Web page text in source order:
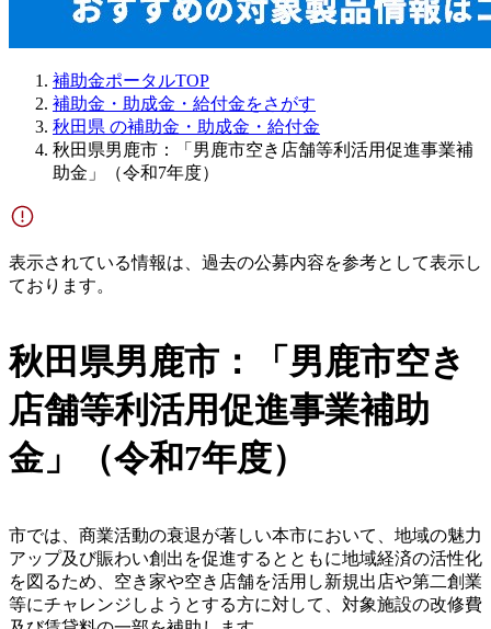
補助金ポータルTOP
補助金・助成金・給付金をさがす
秋田県 の補助金・助成金・給付金
秋田県男鹿市：「男鹿市空き店舗等利活用促進事業補
助金」（令和7年度）
表示されている情報は、過去の公募内容を参考として表示し
ております。
秋田県男鹿市：「男鹿市空き
店舗等利活用促進事業補助
金」（令和7年度）
市では、商業活動の衰退が著しい本市において、地域の魅力
アップ及び賑わい創出を促進するとともに地域経済の活性化
を図るため、空き家や空き店舗を活用し新規出店や第二創業
等にチャレンジしようとする方に対して、対象施設の改修費